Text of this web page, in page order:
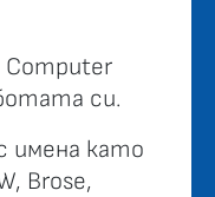
Computer
си.
имена като
Brose,